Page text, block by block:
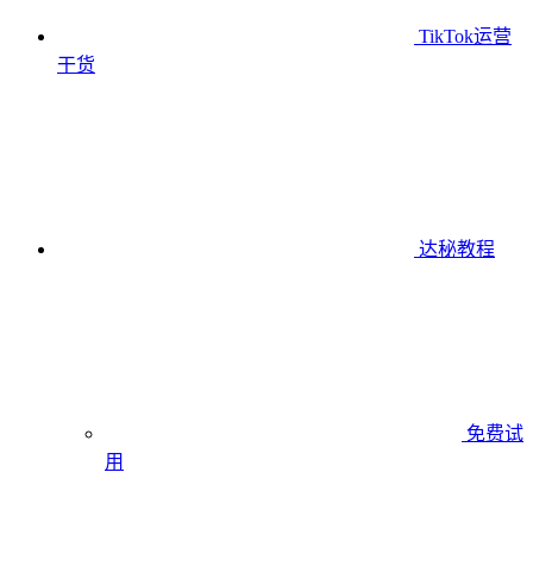
TikTok运营
干货
达秘教程
免费试
用